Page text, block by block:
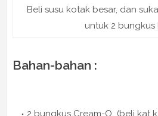
Beli susu kotak besar, dan
untuk 2 bungkus
Bahan-bahan :
2 bungkus Cream-O (beli kat